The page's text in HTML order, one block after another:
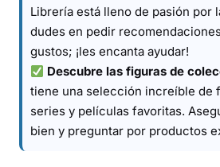
Librería está lleno de pasión por
dudes en pedir
gustos; ¡les encanta ayudar!
Descubre las figuras de
tiene una selección increíble de
series y películas favoritas.
bien y preguntar por productos